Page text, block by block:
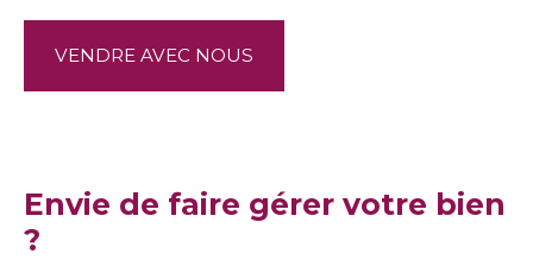
VENDRE AVEC NOUS
Envie de faire gérer votre bien
?